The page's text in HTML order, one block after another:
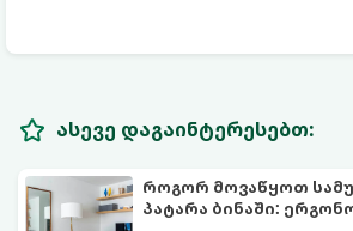
ასევე დაგაინტერესებთ:
როგორ მოვაწყოთ
პატარა ბინაში: